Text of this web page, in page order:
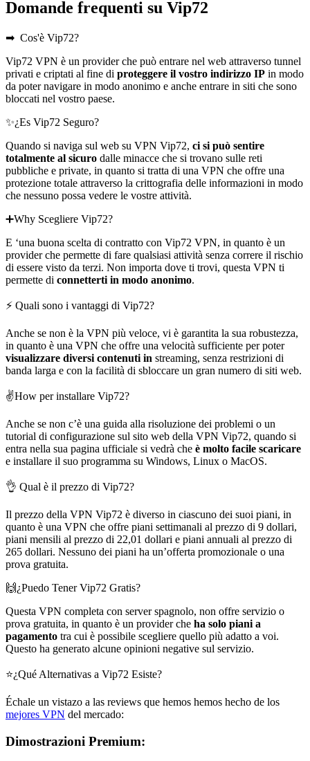
Domande frequenti su Vip72
➡ ️ Cos'è Vip72?
Vip72 VPN è un provider che può entrare nel web attraverso tunnel
privati e criptati al fine di proteggere il vostro indirizzo IP in modo
da poter navigare in modo anonimo e anche entrare in siti che sono
bloccati nel vostro paese.
✨¿Es Vip72 Seguro?
Quando si naviga sul web su VPN Vip72, ci si può sentire
totalmente al sicuro dalle minacce che si trovano sulle reti
pubbliche e private, in quanto si tratta di una VPN che offre una
protezione totale attraverso la crittografia delle informazioni in modo
che nessuno possa vedere le vostre attività.
➕Why Scegliere Vip72?
E ‘una buona scelta di contratto con Vip72 VPN, in quanto è un
provider che permette di fare qualsiasi attività senza correre il rischio
di essere visto da terzi. Non importa dove ti trovi, questa VPN ti
permette di connetterti in modo anonimo.
⚡ Quali sono i vantaggi di Vip72?
Anche se non è la VPN più veloce, vi è garantita la sua robustezza,
in quanto è una VPN che offre una velocità sufficiente per poter
visualizzare diversi contenuti in streaming, senza restrizioni di
banda larga e con la facilità di sbloccare un gran numero di siti web.
✌️How per installare Vip72?
Anche se non c’è una guida alla risoluzione dei problemi o un
tutorial di configurazione sul sito web della VPN Vip72, quando si
entra nella sua pagina ufficiale si vedrà che è molto facile scaricare
e installare il suo programma su Windows, Linux o MacOS.
👌 Qual è il prezzo di Vip72?
Il prezzo della VPN Vip72 è diverso in ciascuno dei suoi piani, in
quanto è una VPN che offre piani settimanali al prezzo di 9 dollari,
piani mensili al prezzo di 22,01 dollari e piani annuali al prezzo di
265 dollari. Nessuno dei piani ha un’offerta promozionale o una
prova gratuita.
🙌¿Puedo Tener Vip72 Gratis?
Questa VPN completa con server spagnolo, non offre servizio o
prova gratuita, in quanto è un provider che ha solo piani a
pagamento tra cui è possibile scegliere quello più adatto a voi.
Questo ha generato alcune opinioni negative sul servizio.
⭐¿Qué Alternativas a Vip72 Esiste?
Échale un vistazo a las reviews que hemos hemos hecho de los
mejores VPN del mercado:
Dimostrazioni Premium: